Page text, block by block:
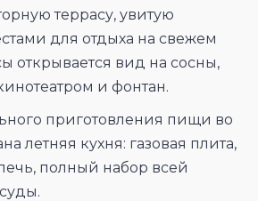
террасу, увитую
для отдыха на свежем
открывается вид на сосны,
и фонтан.
приготовления пищи во
летняя кухня: газовая плита,
полный набор всей